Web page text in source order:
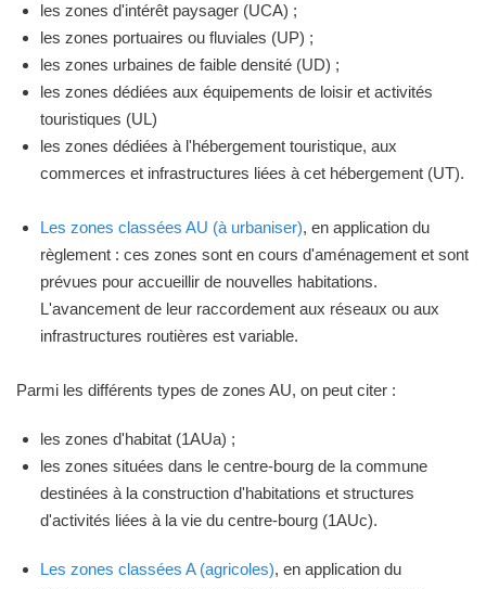
les zones d'intérêt paysager (UCA) ;
les zones portuaires ou fluviales (UP) ;
les zones urbaines de faible densité (UD) ;
les zones dédiées aux équipements de loisir et activités
touristiques (UL)
les zones dédiées à l'hébergement touristique, aux
commerces et infrastructures liées à cet hébergement (UT).
Les zones classées AU (à urbaniser), en application du
règlement : ces zones sont en cours d'aménagement et sont
prévues pour accueillir de nouvelles habitations.
L'avancement de leur raccordement aux réseaux ou aux
infrastructures routières est variable.
Parmi les différents types de zones AU, on peut citer :
les zones d'habitat (1AUa) ;
les zones situées dans le centre-bourg de la commune
destinées à la construction d'habitations et structures
d'activités liées à la vie du centre-bourg (1AUc).
Les zones classées A (agricoles), en application du